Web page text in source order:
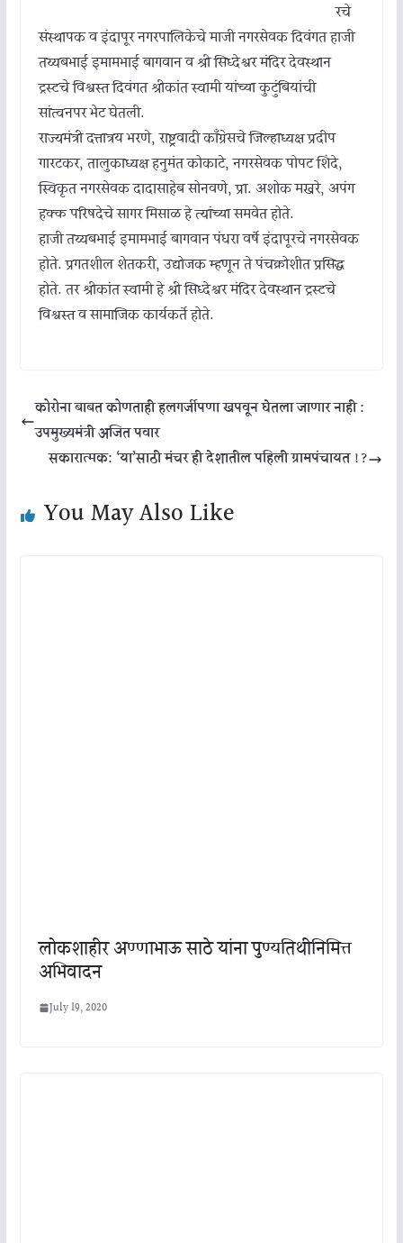
रचे
संस्थापक व इंदापूर नगरपालिकेचे माजी नगरसेवक दिवंगत हाजी
तय्यबभाई इमामभाई बागवान व श्री सिध्देश्वर मंदिर देवस्थान
ट्रस्टचे विश्वस्त दिवंगत श्रीकांत स्वामी यांच्या कुटुंबियांची
सांत्वनपर भेट घेतली.
राज्यमंत्री दत्तात्रय भरणे, राष्ट्रवादी काँग्रेसचे जिल्हाध्यक्ष प्रदीप
गारटकर, तालुकाध्यक्ष हनुमंत कोकाटे, नगरसेवक पोपट शिंदे,
स्विकृत नगरसेवक दादासाहेब सोनवणे, प्रा. अशोक मखरे, अपंग
हक्क परिषदेचे सागर मिसाळ हे त्यांच्या समवेत होते.
हाजी तय्यबभाई इमामभाई बागवान पंधरा वर्षे इंदापूरचे नगरसेवक
होते. प्रगतशील शेतकरी, उद्योजक म्हणून ते पंचक्रोशीत प्रसिद्ध
होते. तर श्रीकांत स्वामी हे श्री सिध्देश्वर मंदिर देवस्थान ट्रस्टचे
विश्वस्त व सामाजिक कार्यकर्ते होते.
कोरोना बाबत कोणताही हलगर्जीपणा खपवून घेतला जाणार नाही :
उपमुख्यमंत्री अजित पवार
सकारात्मक: ‘या’साठी मंचर ही देशातील पहिली ग्रामपंचायत !?
You May Also Like
लोकशाहीर अण्णाभाऊ साठे यांना पुण्यतिथीनिमित्त
अभिवादन
July 19, 2020